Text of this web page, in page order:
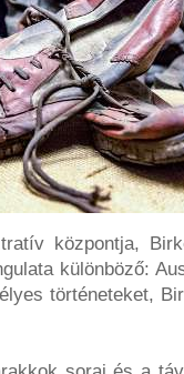
központja,
különböző:
történeteket,